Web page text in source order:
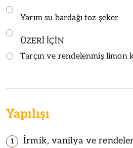
Yarım su bardağı toz şeker
ÜZERİ İÇİN
Tarçın ve rendelenmiş limon
Yapılışı
1
İrmik, vanilya ve